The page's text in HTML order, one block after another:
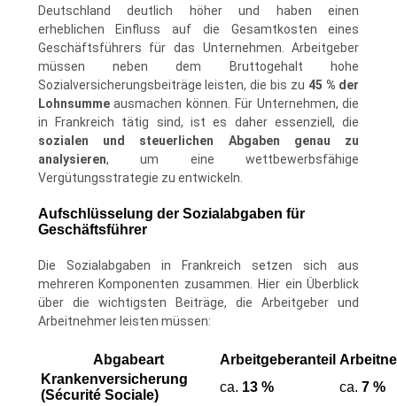
Deutschland deutlich höher und haben einen
erheblichen Einfluss auf die Gesamtkosten eines
Geschäftsführers für das Unternehmen. Arbeitgeber
müssen neben dem Bruttogehalt hohe
Sozialversicherungsbeiträge leisten, die bis zu 45 % der
Lohnsummeausmachen können. Für Unternehmen, die
in Frankreich tätig sind, ist es daher essenziell, die
sozialen und steuerlichen Abgaben genau zu
analysieren, um eine wettbewerbsfähige
Vergütungsstrategie zu entwickeln.
Aufschlüsselung der Sozialabgaben für
Geschäftsführer
Die Sozialabgaben in Frankreich setzen sich aus
mehreren Komponenten zusammen. Hier ein Überblick
über die wichtigsten Beiträge, die Arbeitgeber und
Arbeitnehmer leisten müssen:
Abgabeart Arbeitgeberanteil
Krankenversicherung
(Sécurité Sociale)
ca. 13 % ca. 7 %